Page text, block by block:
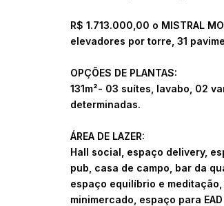
R$ 1.713.000,00 o MISTRAL
elevadores por torre, 31
OPÇÕES DE PLANTAS:
131m²- 03 suítes, lavabo, 02
determinadas.
ÁREA DE LAZER:
Hall social, espaço delivery,
pub, casa de campo, bar da
espaço equilíbrio e
minimercado, espaço para